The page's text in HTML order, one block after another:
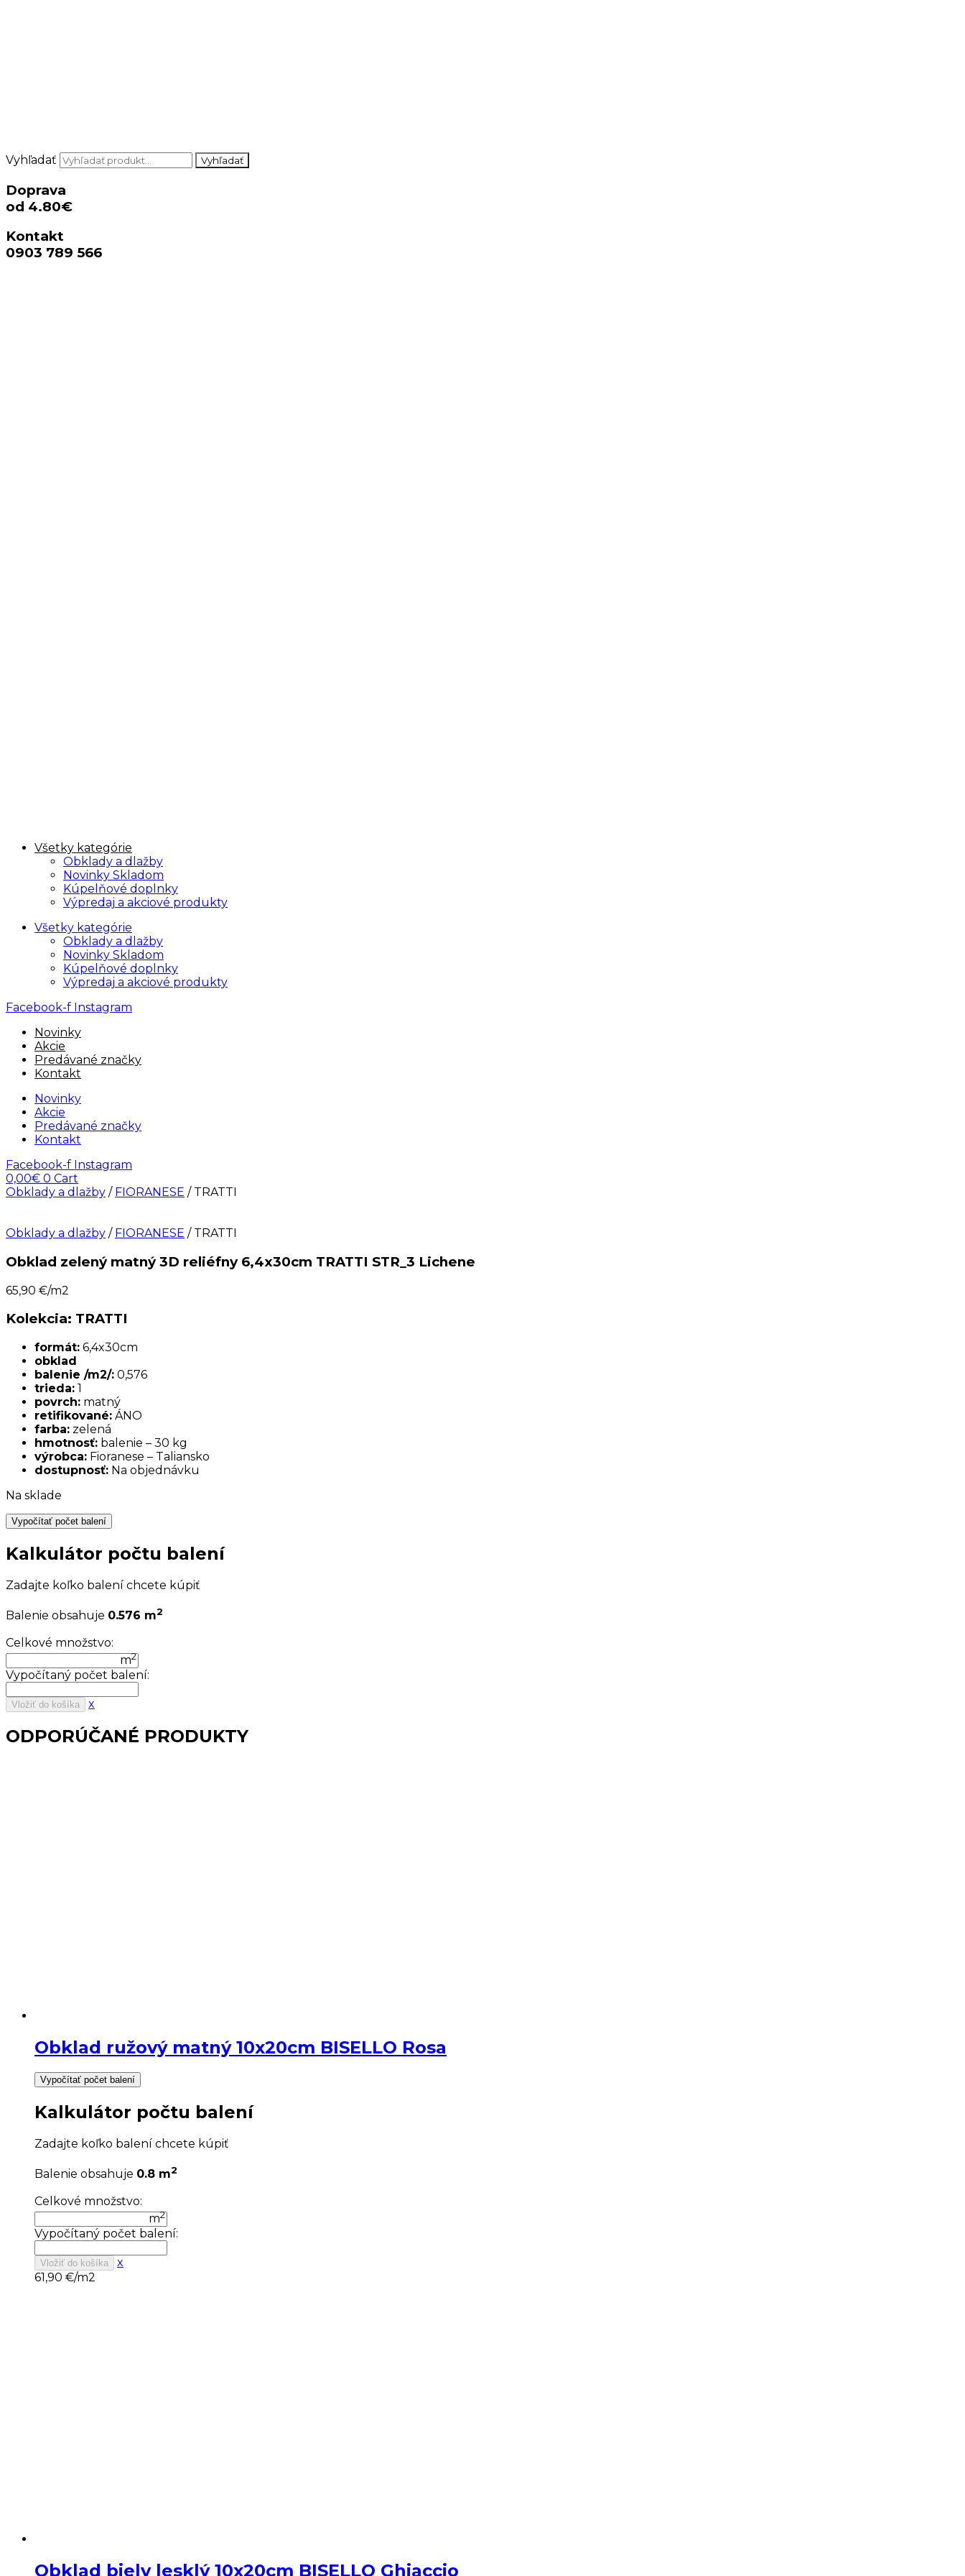
Vyhľadať Vyhľadať
Doprava
od 4.80€
Kontakt
0903 789 566
Všetky kategórie
Obklady a dlažby
Novinky Skladom
Kúpelňové doplnky
Výpredaj a akciové produkty
Všetky kategórie
Obklady a dlažby
Novinky Skladom
Kúpelňové doplnky
Výpredaj a akciové produkty
Facebook-f Instagram
Novinky
Akcie
Predávané značky
Kontakt
Novinky
Akcie
Predávané značky
Kontakt
Facebook-f Instagram
0,00€ 0 Cart
Obklady a dlažby / FIORANESE / TRATTI
Obklady a dlažby / FIORANESE / TRATTI
Obklad zelený matný 3D reliéfny 6,4x30cm TRATTI STR_3 Lichene
65,90 €/m2
Kolekcia: TRATTI
formát: 6,4x30cm
obklad
balenie /m2/: 0,576
trieda: 1
povrch: matný
retifikované: ÁNO
farba: zelená
hmotnosť: balenie – 30 kg
výrobca: Fioranese – Taliansko
dostupnosť: Na objednávku
Na sklade
Vypočítať počet balení
Kalkulátor počtu balení
Zadajte koľko balení chcete kúpiť
Balenie obsahuje 0.576 m2
Celkové množstvo:
m2
Vypočítaný počet balení:
Vložiť do košíka x
ODPORÚČANÉ PRODUKTY
Obklad ružový matný 10x20cm BISELLO Rosa
Vypočítať počet balení
Kalkulátor počtu balení
Zadajte koľko balení chcete kúpiť
Balenie obsahuje 0.8 m2
Celkové množstvo:
m2
Vypočítaný počet balení:
Vložiť do košíka
x
61,90 €/m2
Obklad biely lesklý 10x20cm BISELLO Ghiaccio